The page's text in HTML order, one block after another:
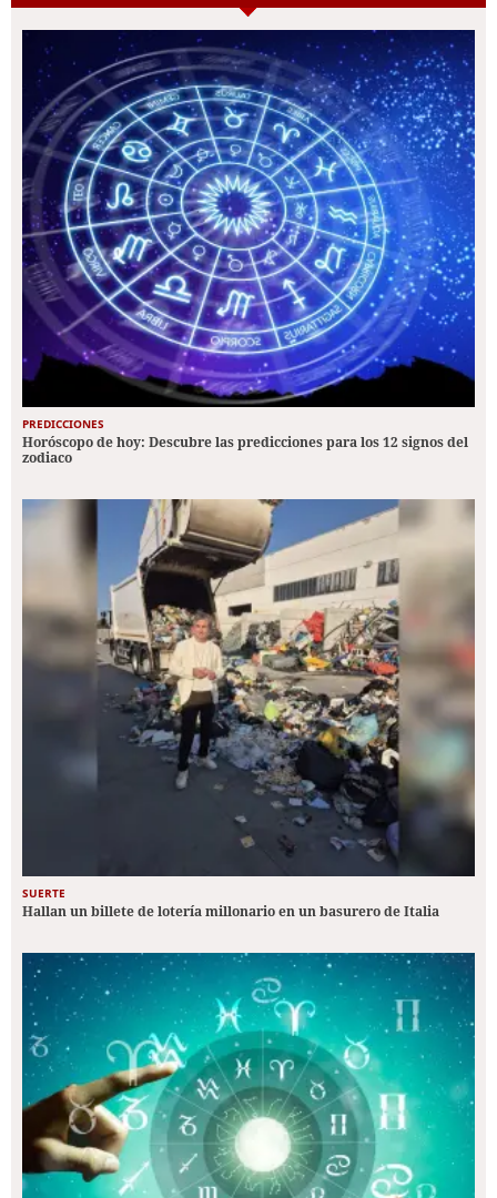
PREDICCIONES
Horóscopo de hoy: Descubre las predicciones para los 12 signos del
zodiaco
SUERTE
Hallan un billete de lotería millonario en un basurero de Italia